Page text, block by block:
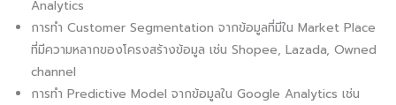
Analytics
การทำ Customer Segmentation จากข้อมูลที่มีใน Market Place
ที่มีความหลากของโครงสร้างข้อมูล เช่น Shopee, Lazada, Owned
channel
การทำ Predictive Model จากข้อมูลใน Google Analytics เช่น